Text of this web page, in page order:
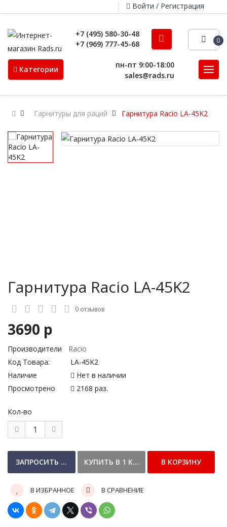
Войти / Регистрация
+7 (495) 580-30-48
+7 (969) 777-45-68
0
Категории
пн-пт 9:00-18:00
sales@rads.ru
Гарнитуры для раций Гарнитура Racio LA-45K2
Гарнитура Racio LA-45K2
0 отзывов
3690 р
Производители
Racio
Код Товара:
LA-45K2
Наличие
Нет в наличии
Просмотрено
2168 раз.
Кол-во
В ИЗБРАННОЕ В СРАВНЕНИЕ